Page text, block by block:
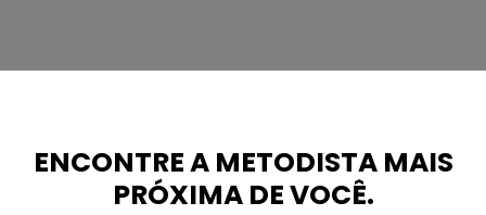
ENCONTRE A METODISTA MAIS
PRÓXIMA DE VOCÊ.